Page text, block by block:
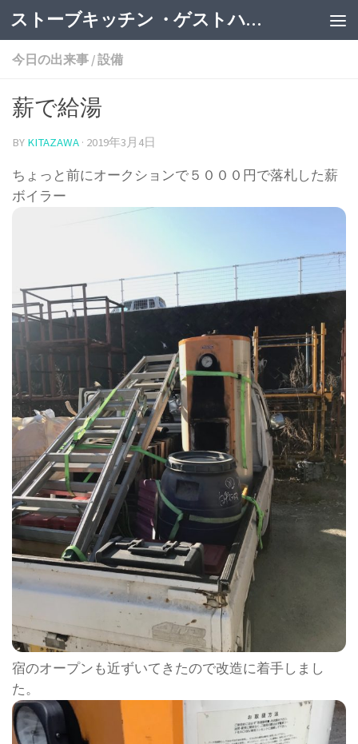
ストーブキッチン ・ゲストハウス
今日の出来事 /設備
薪で給湯
BY KITAZAWA · 2019年3月4日
ちょっと前にオークションで５０００円で落札した薪
ボイラー
宿のオープンも近ずいてきたので改造に着手しまし
た。